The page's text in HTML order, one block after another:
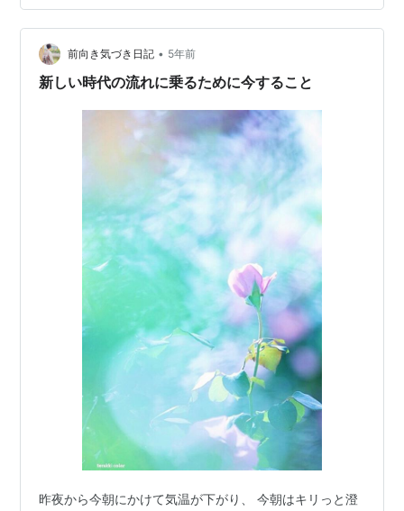
て五次元へと進む今の流れの中で、 これから広がってい
く新しい言語のお話…
前向き気づき日記 • 5年前
新しい時代の流れに乗るために今すること
昨夜から今朝にかけて気温が下がり、 今朝はキリっと澄